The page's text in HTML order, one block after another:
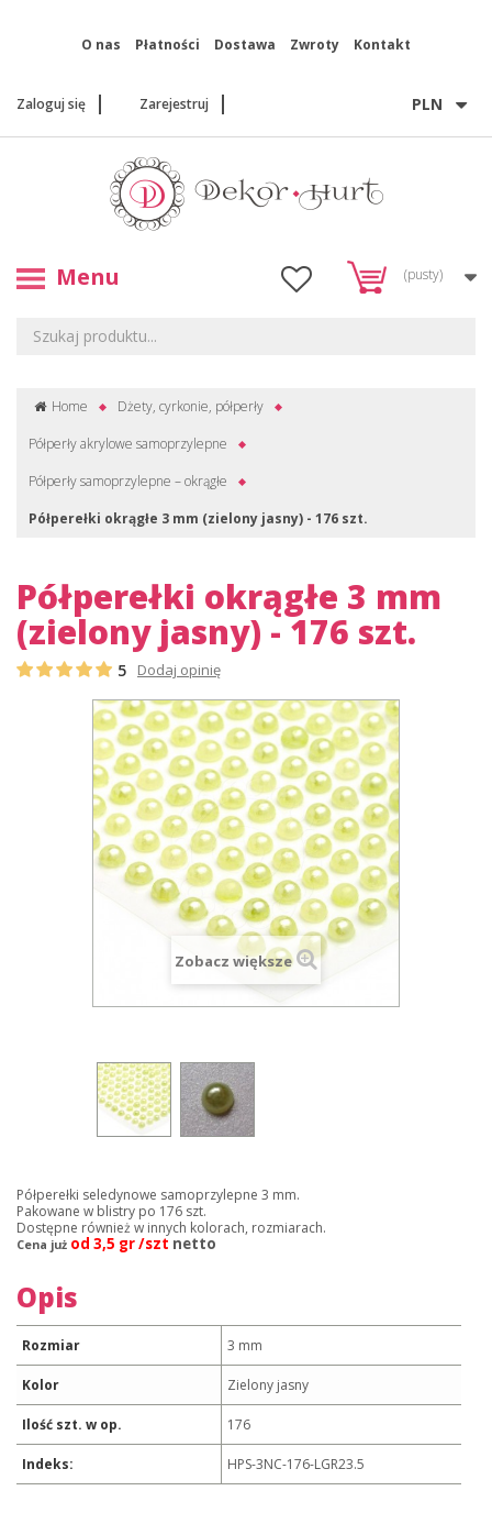
O nas Płatności Dostawa Zwroty Kontakt
PLN
Zaloguj się Zarejestruj
(pusty)
Menu
Home
Dżety, cyrkonie, półperły
Półperły akrylowe samoprzylepne
Półperły samoprzylepne – okrągłe
Półperełki okrągłe 3 mm (zielony jasny) - 176 szt.
Półperełki okrągłe 3 mm
(zielony jasny) - 176 szt.
5 Dodaj opinię
Zobacz większe
Półperełki seledynowe samoprzylepne 3 mm.
Pakowane w blistry po 176 szt.
Dostępne również w innych kolorach, rozmiarach.
Cena już od 3,5 gr /szt netto
Opis
Rozmiar 3 mm
Kolor Zielony jasny
Ilość szt. w op. 176
Indeks: HPS-3NC-176-LGR23.5